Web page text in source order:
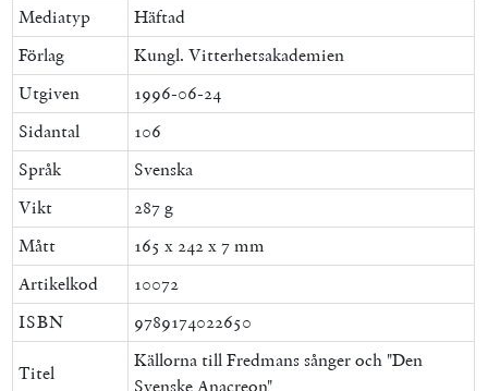
Mediatyp
Häftad
Förlag
Kungl. Vitterhetsakademien
Utgiven
1996-06-24
Sidantal
106
Språk
Svenska
Vikt
287 g
Mått
165 x 242 x 7 mm
Artikelkod
10072
ISBN
9789174022650
Titel
Källorna till Fredmans sånger och "Den